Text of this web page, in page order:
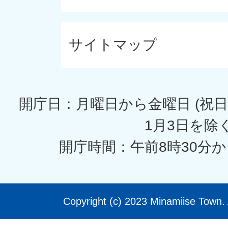
サイトマップ
開庁日：月曜日から金曜日 (祝
1月3日を除
開庁時間：午前8時30分
Copyright (c) 2023 Minamiise